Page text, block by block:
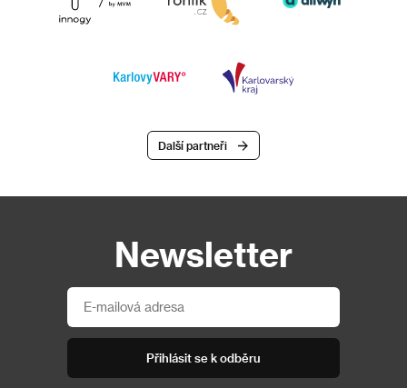
Další partneři
Newsletter
Přihlásit se k odběru